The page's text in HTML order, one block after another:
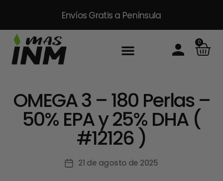
Envíos Gratis a Península
0
OMEGA 3 – 180 Perlas –
50% EPA y 25% DHA (
#12126 )
21 de agosto de 2025